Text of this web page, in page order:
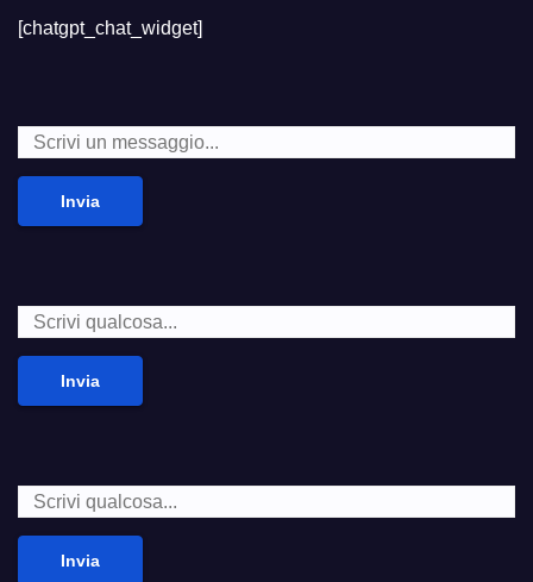
[chatgpt_chat_widget]
Invia
Invia
Invia